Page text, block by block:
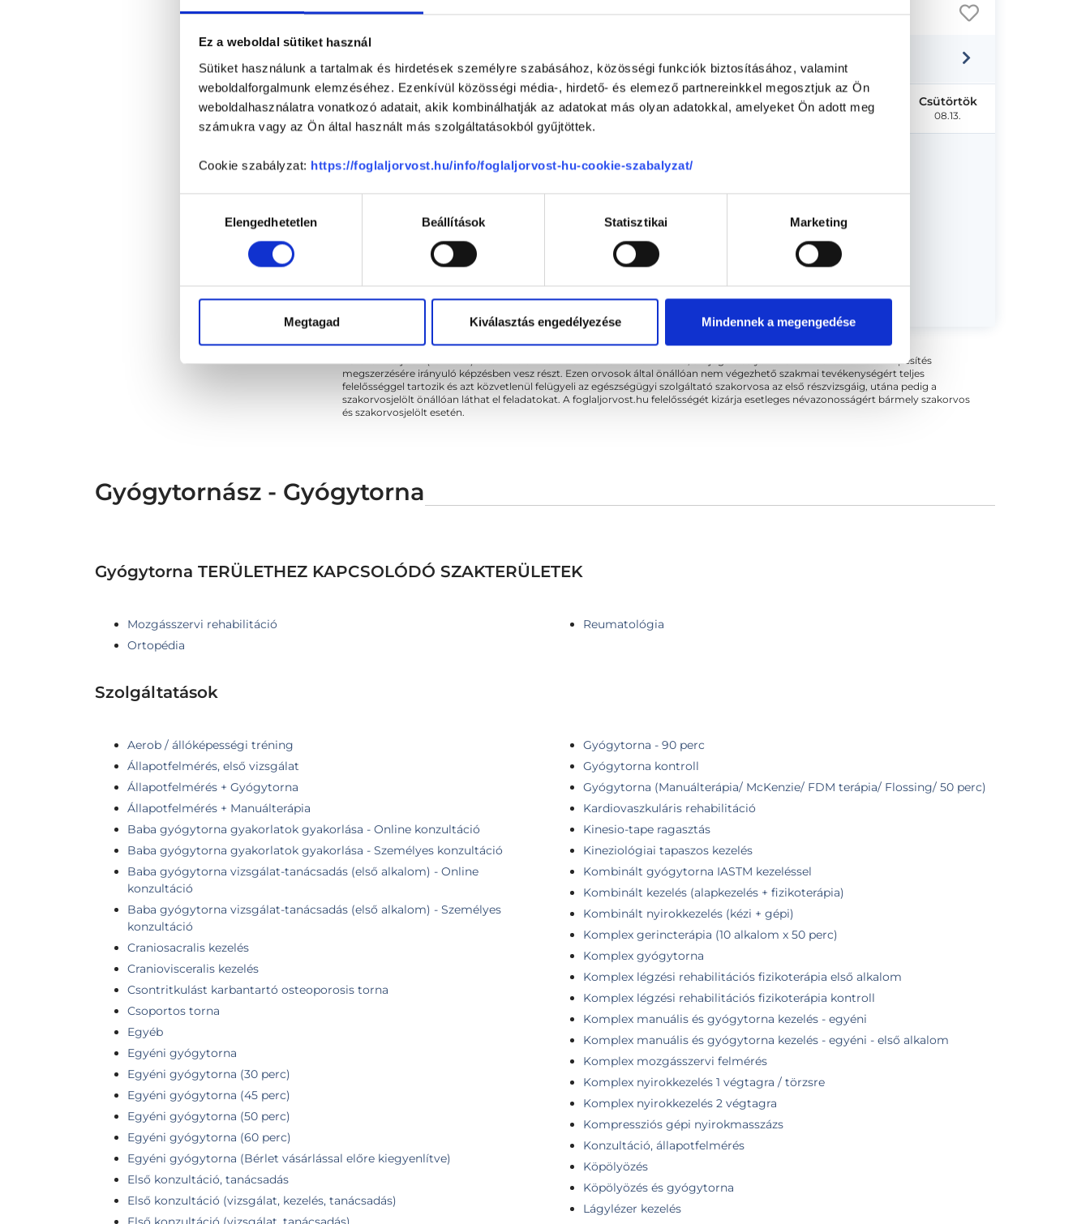
Ez a weboldal sütiket használ
Sütiket használunk a tartalmak és hirdetések személyre szabásához, közösségi funkciók biztosításához, valamint
weboldalforgalmunk elemzéséhez. Ezenkívül közösségi média-, hirdető- és elemező partnereinkkel megosztjuk az Ön
weboldalhasználatra vonatkozó adatait, akik kombinálhatják az adatokat más olyan adatokkal, amelyeket Ön adott meg
számukra vagy az Ön által használt más szolgáltatásokból gyűjtöttek.
Cookie szabályzat: https://foglaljorvost.hu/info/foglaljorvost-hu-cookie-szabalyzat/
kiválasztásaElengedhetetlen Beállítások Statisztikai Marketing
Megtagad Kiválasztás engedélyezése Mindennek a megengedése
Árlista Adatlap
Sajnáljuk, jelenleg nincs szabad időpont!
Péntek
ma
Szombat
08.08.
Vasárnap
08.09.
Hétfő
08.10.
Kedd
08.11.
Szerda
08.12.
Csütörtök
08.13.
* Szakorvos jelölt (rezidens): általános orvosi oklevéllel rendelkező orvos, aki jogszabályok szerinti szakorvosi szakképesítés
megszerzésére irányuló képzésben vesz részt. Ezen orvosok által önállóan nem végezhető szakmai tevékenységért teljes
felelősséggel tartozik és azt közvetlenül felügyeli az egészségügyi szolgáltató szakorvosa az első részvizsgáig, utána pedig a
szakorvosjelölt önállóan láthat el feladatokat. A foglaljorvost.hu felelősségét kizárja esetleges névazonosságért bármely szakorvos
és szakorvosjelölt esetén.
Gyógytornász - Gyógytorna
Gyógytorna TERÜLETHEZ KAPCSOLÓDÓ SZAKTERÜLETEK
Mozgásszervi rehabilitáció
Ortopédia
Reumatológia
Szolgáltatások
Aerob / állóképességi tréning
Állapotfelmérés, első vizsgálat
Állapotfelmérés + Gyógytorna
Állapotfelmérés + Manuálterápia
Baba gyógytorna gyakorlatok gyakorlása - Online konzultáció
Baba gyógytorna gyakorlatok gyakorlása - Személyes konzultáció
Baba gyógytorna vizsgálat-tanácsadás (első alkalom) - Online
konzultáció
Baba gyógytorna vizsgálat-tanácsadás (első alkalom) - Személyes
konzultáció
Craniosacralis kezelés
Craniovisceralis kezelés
Csontritkulást karbantartó osteoporosis torna
Csoportos torna
Egyéb
Egyéni gyógytorna
Egyéni gyógytorna (30 perc)
Egyéni gyógytorna (45 perc)
Egyéni gyógytorna (50 perc)
Egyéni gyógytorna (60 perc)
Egyéni gyógytorna (Bérlet vásárlással előre kiegyenlítve)
Első konzultáció, tanácsadás
Első konzultáció (vizsgálat, kezelés, tanácsadás)
Gyógytorna - 90 perc
Gyógytorna kontroll
Gyógytorna (Manuálterápia/ McKenzie/ FDM terápia/ Flossing/ 50 perc)
Kardiovaszkuláris rehabilitáció
Kinesio-tape ragasztás
Kineziológiai tapaszos kezelés
Kombinált gyógytorna IASTM kezeléssel
Kombinált kezelés (alapkezelés + fizikoterápia)
Kombinált nyirokkezelés (kézi + gépi)
Komplex gerincterápia (10 alkalom x 50 perc)
Komplex gyógytorna
Komplex légzési rehabilitációs fizikoterápia első alkalom
Komplex légzési rehabilitációs fizikoterápia kontroll
Komplex manuális és gyógytorna kezelés - egyéni
Komplex manuális és gyógytorna kezelés - egyéni - első alkalom
Komplex mozgásszervi felmérés
Komplex nyirokkezelés 1 végtagra / törzsre
Komplex nyirokkezelés 2 végtagra
Kompressziós gépi nyirokmasszázs
Konzultáció, állapotfelmérés
Köpölyözés
Köpölyözés és gyógytorna
Lágylézer kezelés